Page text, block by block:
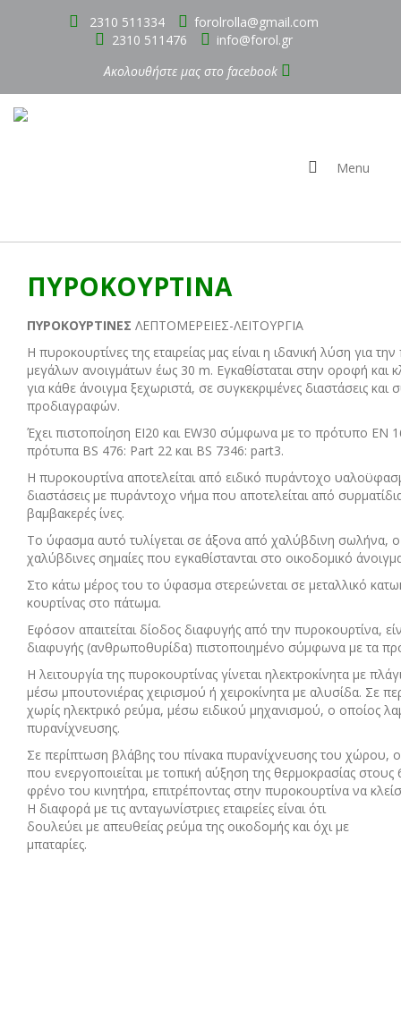
2310 511334
forolrolla@gmail.com
2310 511476
info@forol.gr
Ακολουθήστε μας στο facebook
Menu
ΠΥΡΟΚΟΥΡΤΙΝΑ
ΠΥΡΟΚΟΥΡΤΙΝΕΣ ΛΕΠΤΟΜΕΡΕΙΕΣ-ΛΕΙΤΟΥΡΓΙΑ
Η πυροκουρτίνες της εταιρείας μας είναι η ιδανική λύση για
μεγάλων ανοιγμάτων έως 30 m. Εγκαθίσταται στην οροφή και
για κάθε άνοιγμα ξεχωριστά, σε συγκεκριμένες διαστάσεις και
προδιαγραφών.
Έχει πιστοποίηση ΕΙ20 και EW30 σύμφωνα με το πρότυπο ΕΝ
πρότυπα BS 476: Part 22 και BS 7346: part3.
Η πυροκουρτίνα αποτελείται από ειδικό πυράντοχο
διαστάσεις με πυράντοχο νήμα που αποτελείται από
βαμβακερές ίνες.
Το ύφασμα αυτό τυλίγεται σε άξονα από χαλύβδινη σωλήνα, ο
χαλύβδινες σημαίες που εγκαθίστανται στο οικοδομικό
Στο κάτω μέρος του το ύφασμα στερεώνεται σε μεταλλικό
κουρτίνας στο πάτωμα.
Εφόσον απαιτείται δίοδος διαφυγής από την πυροκουρτίνα,
διαφυγής (ανθρωποθυρίδα) πιστοποιημένο σύμφωνα με τα
Η λειτουργία της πυροκουρτίνας γίνεται ηλεκτροκίνητα με
μέσω μπουτονιέρας χειρισμού ή χειροκίνητα με αλυσίδα. Σε
χωρίς ηλεκτρικό ρεύμα, μέσω ειδικού μηχανισμού, ο οποίος
πυρανίχνευσης.
Σε περίπτωση βλάβης του πίνακα πυρανίχνευσης του χώρου, ο
που ενεργοποιείται με τοπική αύξηση της θερμοκρασίας
φρένο του κινητήρα, επιτρέποντας στην πυροκουρτίνα να
Η διαφορά με τις ανταγωνίστριες εταιρείες είναι ότι
δουλεύει με απευθείας ρεύμα της οικοδομής και όχι με
μπαταρίες.